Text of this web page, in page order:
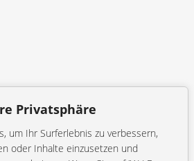
Privatsphäre
um Ihr Surferlebnis zu verbessern,
oder Inhalte einzusetzen und